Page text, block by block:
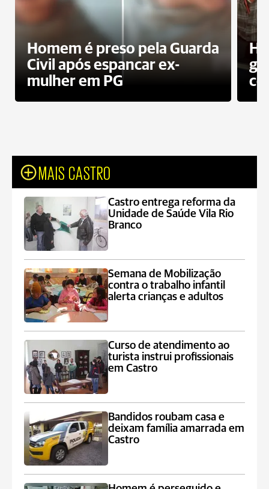
Homem é preso pela Guarda
Civil após espancar ex-
mulher em PG
MAIS CASTRO
Castro entrega reforma da
Unidade de Saúde Vila Rio
Branco
Semana de Mobilização
contra o trabalho infantil
alerta crianças e adultos
Curso de atendimento ao
turista instrui profissionais
em Castro
Bandidos roubam casa e
deixam família amarrada em
Castro